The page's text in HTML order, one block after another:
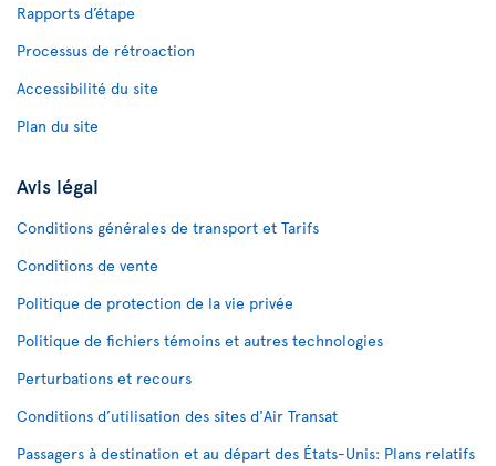
Rapports d’étape
Processus de rétroaction
Accessibilité du site
Plan du site
Avis légal
Conditions générales de transport et Tarifs
Conditions de vente
Politique de protection de la vie privée
Politique de fichiers témoins et autres technologies
Perturbations et recours
Conditions d’utilisation des sites d'Air Transat
Passagers à destination et au départ des États-Unis: Plans relatifs